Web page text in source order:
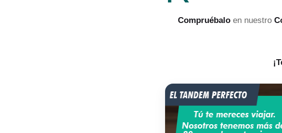
Compruébaloen nuestro